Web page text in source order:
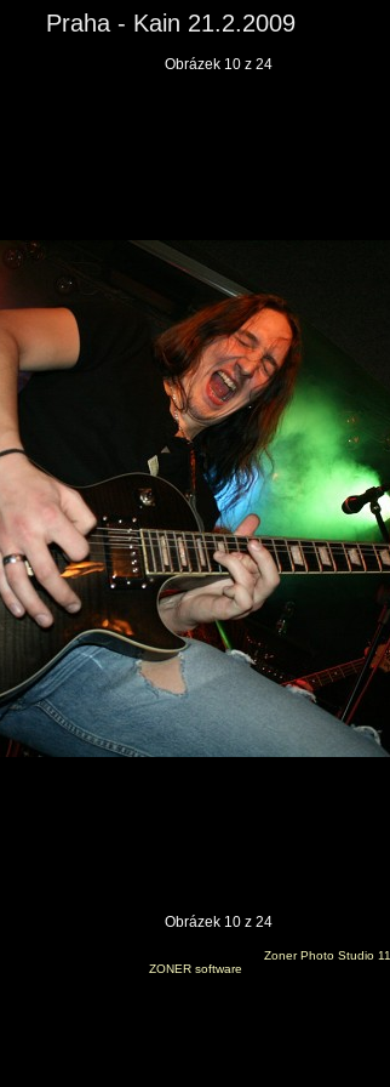
Praha - Kain 21.2.2009
Obrázek 10 z 24
Obrázek 10 z 24
Zoner Photo Studio 11
ZONER software